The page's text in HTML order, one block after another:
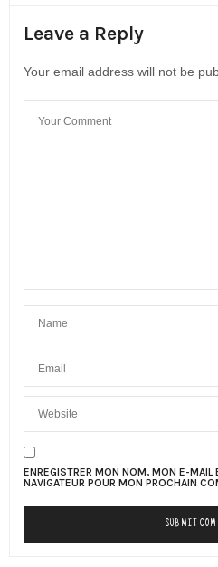
Leave a Reply
Your email address will not be
ENREGISTRER MON NOM, MON E-MAIL
NAVIGATEUR POUR MON PROCHAIN